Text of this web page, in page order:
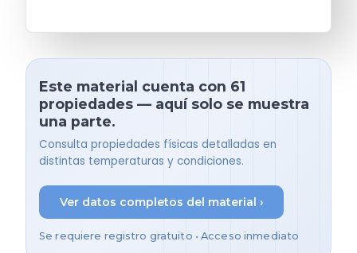
Este material cuenta con 61
propiedades — aquí solo se muestra
una parte.
Consulta propiedades físicas detalladas en
distintas temperaturas y condiciones.
Ver datos completos del material ›
Se requiere registro gratuito • Acceso inmediato